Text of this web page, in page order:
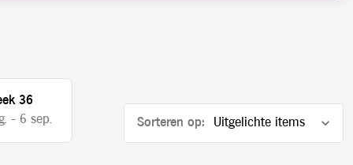
36
- 6 sep.
Sorteren op: